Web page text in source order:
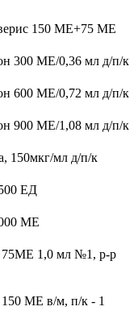
150 МЕ+75 МЕ
300 МЕ/0,36 мл д/п/к
600 МЕ/0,72 мл д/п/к
900 МЕ/1,08 мл д/п/к
150мкг/мл д/п/к
ЕД
МЕ
75МЕ 1,0 мл №1, р-р
150 МЕ в/м, п/к - 1